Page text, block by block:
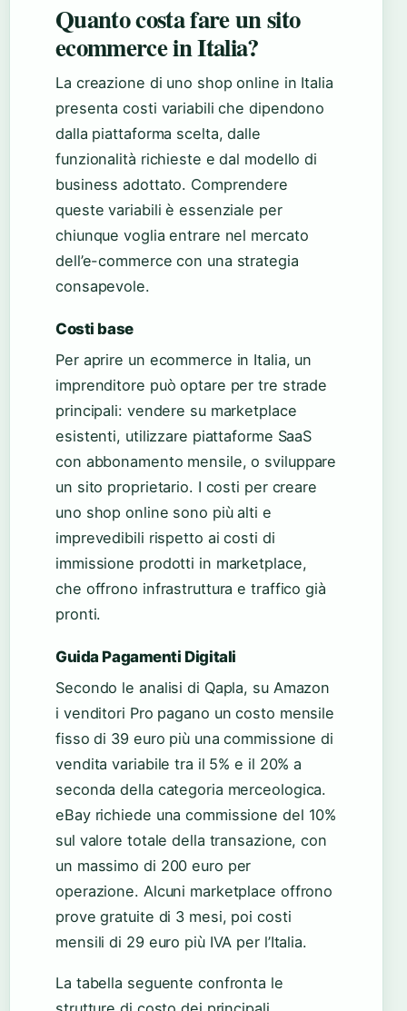
Quanto costa fare un sito
ecommerce in Italia?
La creazione di uno shop online in Italia
presenta costi variabili che dipendono
dalla piattaforma scelta, dalle
funzionalità richieste e dal modello di
business adottato. Comprendere
queste variabili è essenziale per
chiunque voglia entrare nel mercato
dell’e-commerce con una strategia
consapevole.
Costi base
Per aprire un ecommerce in Italia, un
imprenditore può optare per tre strade
principali: vendere su marketplace
esistenti, utilizzare piattaforme SaaS
con abbonamento mensile, o sviluppare
un sito proprietario. I costi per creare
uno shop online sono più alti e
imprevedibili rispetto ai costi di
immissione prodotti in marketplace,
che offrono infrastruttura e traffico già
pronti.
Guida Pagamenti Digitali
Secondo le analisi di Qapla, su Amazon
i venditori Pro pagano un costo mensile
fisso di 39 euro più una commissione di
vendita variabile tra il 5% e il 20% a
seconda della categoria merceologica.
eBay richiede una commissione del 10%
sul valore totale della transazione, con
un massimo di 200 euro per
operazione. Alcuni marketplace offrono
prove gratuite di 3 mesi, poi costi
mensili di 29 euro più IVA per l’Italia.
La tabella seguente confronta le